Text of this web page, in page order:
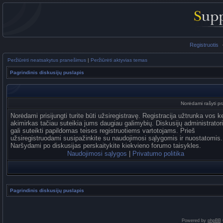
Registruotis
Peržiūrėti neatsakytus pranešimus | Peržiūrėti aktyvias temas
Pagrindinis diskusijų puslapis
Norėdami rašyti
Norėdami prisijungti turite būti užsiregistravę. Registracija užtrunka vos
akimirkas tačiau suteikia jums daugiau galimybių. Diskusijų
gali suteikti papildomas teises registruotiems vartotojams. Prieš
užsiregistruodami susipažinkite su naudojimosi sąlygomis ir nuostatomis.
Naršydami po diskusijas perskaitykite kiekvieno forumo taisykles.
Naudojimosi sąlygos
Privatumo politika
Pagrindinis diskusijų puslapis
Powered by phpBB